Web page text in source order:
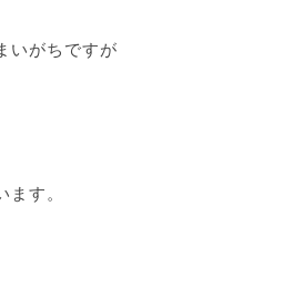
いがちですが
す。